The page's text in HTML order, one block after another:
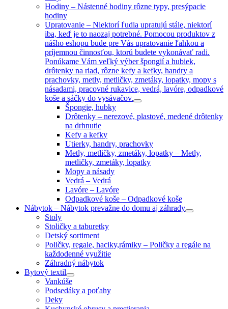
Hodiny – Nástenné hodiny rôzne typy, presýpacie
hodiny
Upratovanie – Niektorí ľudia upratujú stále, niektorí
iba, keď je to naozaj potrebné. Pomocou produktov z
nášho eshopu bude pre Vás upratovanie ľahkou a
príjemnou činnosťou, ktorú budete vykonávať radi.
Ponúkame Vám veľký výber špongií a hubiek,
drôtenky na riad, rôzne kefy a kefky, handry a
prachovky, metly, metličky, zmetáky, lopatky, mopy s
násadami, pracovné rukavice, vedrá, lavóre, odpadkové
koše a sáčky do vysávačov.
Špongie, hubky
Drôtenky – nerezové, plastové, medené drôtenky
na drhnutie
Kefy a kefky
Utierky, handry, prachovky
Metly, metličky, zmetáky, lopatky – Metly,
metličky, zmetáky, lopatky
Mopy a násady
Vedrá – Vedrá
Lavóre – Lavóre
Odpadkové koše – Odpadkové koše
Nábytok – Nábytok prevažne do domu aj záhrady
Stoly
Stoličky a taburetky
Detský sortiment
Poličky, regale, haciky,rámiky – Poličky a regále na
každodenné využitie
Záhradný nábytok
Bytový textil
Vankúše
Podsedáky a poťahy
Deky